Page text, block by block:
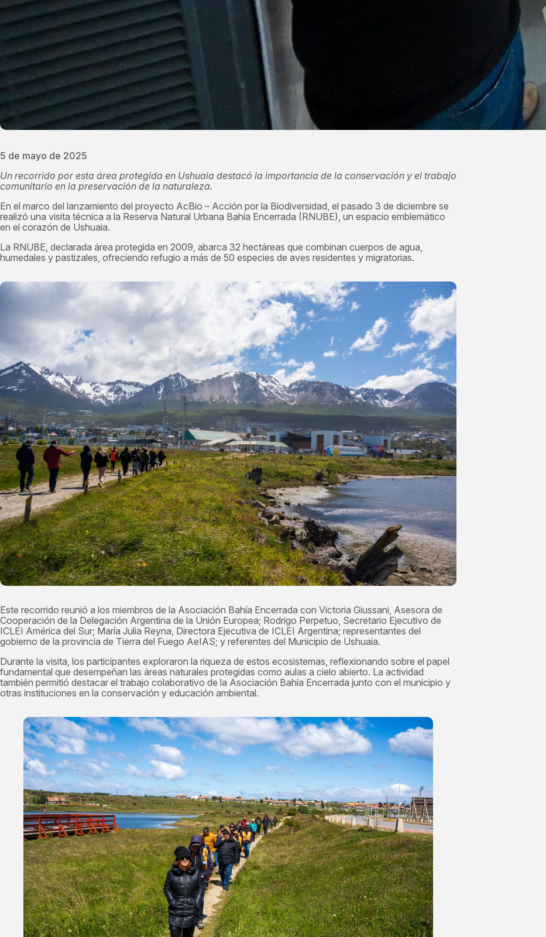
5 de mayo de 2025
Un recorrido por esta área protegida en Ushuaia destacó la importancia de la conservación y el trabajo
comunitario en la preservación de la naturaleza.
En el marco del lanzamiento del proyecto AcBio – Acción por la Biodiversidad, el pasado 3 de diciembre se
realizó una visita técnica a la Reserva Natural Urbana Bahía Encerrada (RNUBE), un espacio emblemático
en el corazón de Ushuaia.
La RNUBE, declarada área protegida en 2009, abarca 32 hectáreas que combinan cuerpos de agua,
humedales y pastizales, ofreciendo refugio a más de 50 especies de aves residentes y migratorias.
Este recorrido reunió a los miembros de la Asociación Bahía Encerrada con Victoria Giussani, Asesora de
Cooperación de la Delegación Argentina de la Unión Europea; Rodrigo Perpetuo, Secretario Ejecutivo de
ICLEI América del Sur; María Julia Reyna, Directora Ejecutiva de ICLEI Argentina; representantes del
gobierno de la provincia de Tierra del Fuego AeIAS; y referentes del Municipio de Ushuaia.
Durante la visita, los participantes exploraron la riqueza de estos ecosistemas, reflexionando sobre el papel
fundamental que desempeñan las áreas naturales protegidas como aulas a cielo abierto. La actividad
también permitió destacar el trabajo colaborativo de la Asociación Bahía Encerrada junto con el municipio y
otras instituciones en la conservación y educación ambiental.